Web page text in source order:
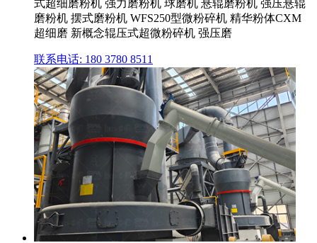
式超细磨粉机 强力磨粉机 球磨机 悬辊磨粉机 强压悬辊
磨粉机 摆式磨粉机 WFS250型微粉碎机 精华粉体CXM
超细磨 新概念辊压式超微粉碎机 强压磨
联系电话: 180 3780 8511